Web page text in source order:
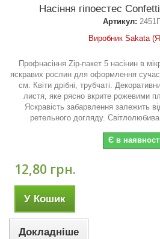
Насіння гіпоестес
Артикул:
Виробник Sakata
Профнасіння Zip-пакет 5 насінин в
яскравих рослин для оформлення
см. Квіти дрібні, трубчаті.
листя, яке рясно вкрите рожевими
Яскравість забарвлення залежить
ретельного догляду.
Є в
12,80 грн.
У Кошик
Докладніше